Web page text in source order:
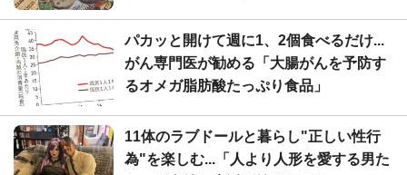
パカッと開けて週に1、2個食べるだけ...
がん専門医が勧める「大腸がんを予防す
るオメガ脂肪酸たっぷり食品」
11体のラブドールと暮らし"正しい性行
為"を楽しむ...「人より人形を愛する男た